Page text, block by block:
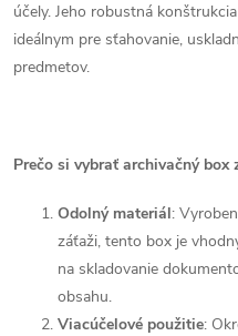
účely. Jeho robustná
ideálnym pre sťahovanie,
predmetov.
Prečo si vybrať archivačný box
Odolný materiál:
záťaži, tento box je
na skladovanie
obsahu.
Viacúčelové použitie: